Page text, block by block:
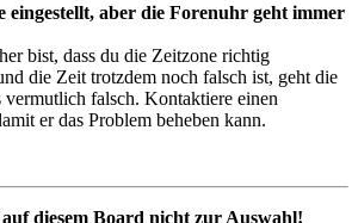
eingestellt, aber die Forenuhr geht immer
bist, dass du die Zeitzone richtig
die Zeit trotzdem noch falsch ist, geht die
vermutlich falsch. Kontaktiere einen
er das Problem beheben kann.
diesem Board nicht zur Auswahl!